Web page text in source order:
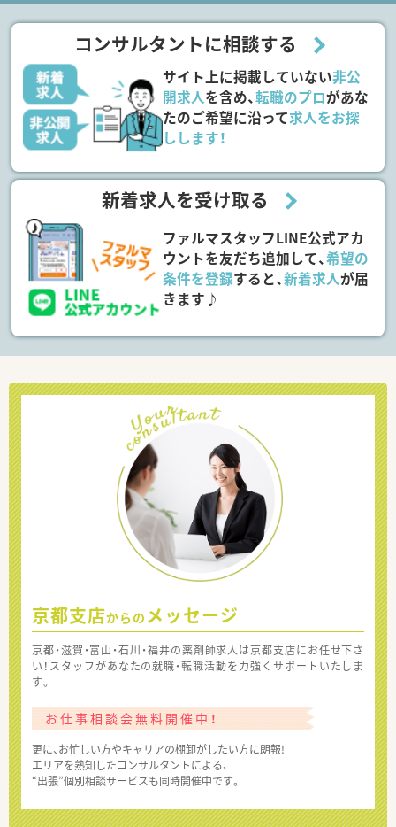
コンサルタントに相談する
サイト上に掲載していない非公
開求人を含め、転職のプロがあな
たのご希望に沿って求人をお探
しします！
新着求人を受け取る
ファルマスタッフLINE公式アカ
ウントを友だち追加して、希望の
条件を登録すると、新着求人が届
きます♪
京都支店からの メッセージ
京都・滋賀・富山・石川・福井の薬剤師求人は京都支店にお任せ下さ
い！スタッフがあなたの就職・転職活動を力強くサポートいたしま
す。
お仕事相談会無料開催中！
更に、お忙しい方やキャリアの棚卸がしたい方に朗報!
エリアを熟知したコンサルタントによる、
“出張”個別相談サービスも同時開催中です。